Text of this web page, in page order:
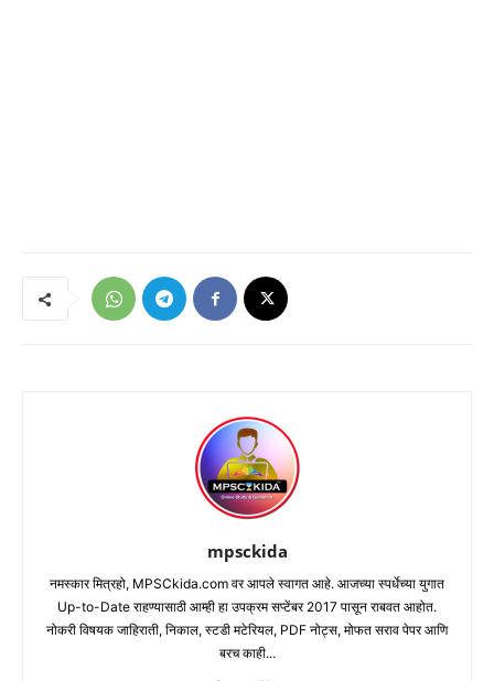
mpsckida
नमस्कार मित्रहो, MPSCkida.com वर आपले स्वागत आहे. आजच्या स्पर्धेच्या युगात
Up-to-Date राहण्यासाठी आम्ही हा उपक्रम सप्टेंबर 2017 पासून राबवत आहोत.
नोकरी विषयक जाहिराती, निकाल, स्टडी मटेरियल, PDF नोट्स, मोफत सराव पेपर आणि
बरच काही...